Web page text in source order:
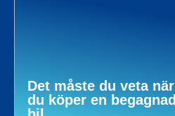
Det måste du veta när
du köper en begagnad